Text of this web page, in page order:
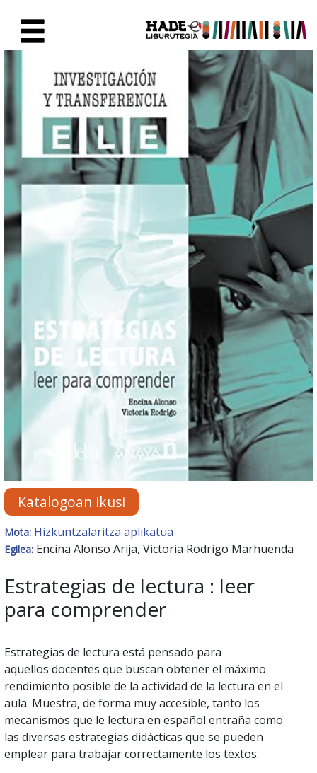
Eskuratu berriak Fitxa -
Katalogoan ikusi
Mota: Hizkuntzalaritza aplikatua
Egilea: Encina Alonso Arija, Victoria Rodrigo Marhuenda
Estrategias de lectura : leer
para comprender
Estrategias de lectura está pensado para
aquellos docentes que buscan obtener el máximo
rendimiento posible de la actividad de la lectura en el
aula. Muestra, de forma muy accesible, tanto los
mecanismos que le lectura en español entraña como
las diversas estrategias didácticas que se pueden
emplear para trabajar correctamente los textos.